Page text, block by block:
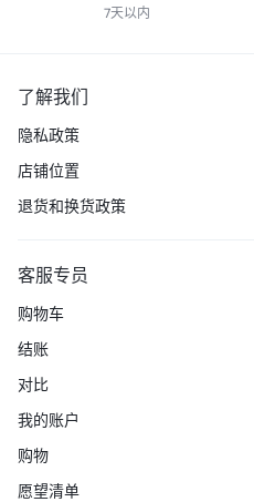
7天以内
了解我们
隐私政策
店铺位置
退货和换货政策
客服专员
购物车
结账
对比
我的账户
购物
愿望清单